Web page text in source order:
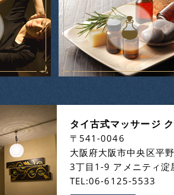
タイ古式マッサージ
〒541-0046
大阪府大阪市中央区平
3丁目1-9 アメニティ
TEL:06-6125-5533